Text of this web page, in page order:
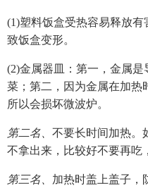
(1)塑料饭盒受热容易释放
致饭盒变形。
(2)金属器皿：第一，金属
菜；第二，因为金属在加热
所以会损坏微波炉。
第二名、 不要长时间加热。
不拿出来，比较好不要再吃
第三名、 加热时盖上盖子，